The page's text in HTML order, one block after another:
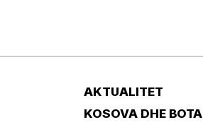
AKTUALITET
KOSOVA DHE BOTA